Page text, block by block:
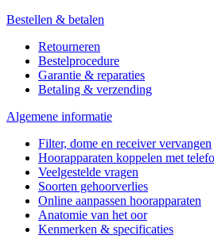
Bestellen & betalen
Retourneren
Bestelprocedure
Garantie & reparaties
Betaling & verzending
Algemene informatie
Filter, dome en receiver vervangen
Hoorapparaten koppelen met
Veelgestelde vragen
Soorten gehoorverlies
Online aanpassen hoorapparaten
Anatomie van het oor
Kenmerken & specificaties